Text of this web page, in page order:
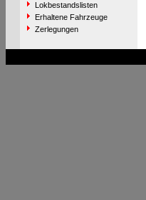
Lokbestandslisten
Erhaltene Fahrzeuge
Zerlegungen